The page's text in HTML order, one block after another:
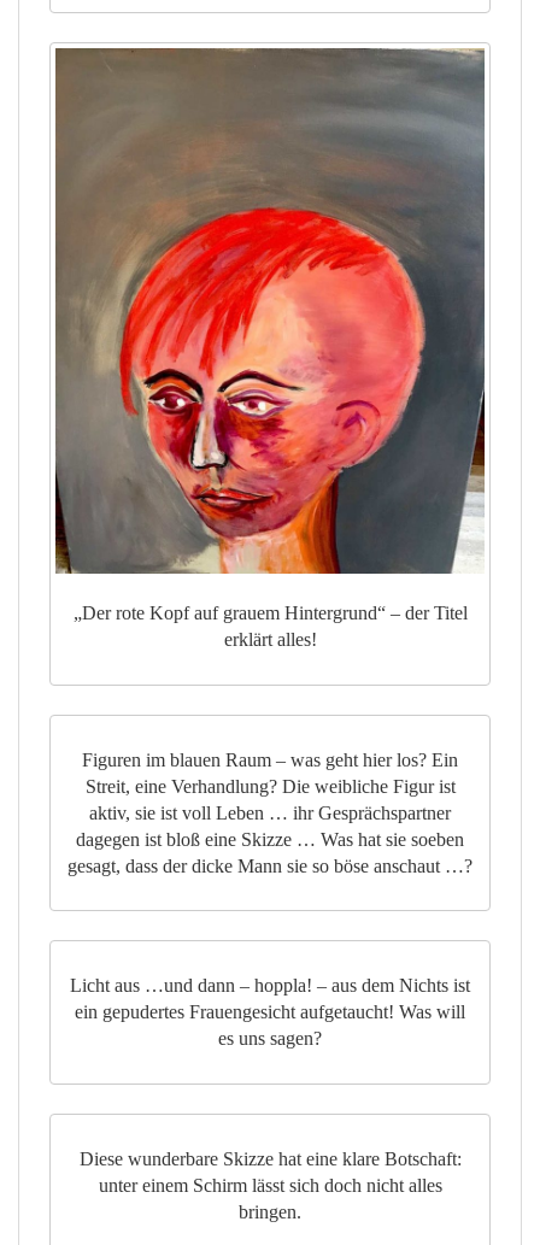
„Der rote Kopf auf grauem Hintergrund“ – der Titel
erklärt alles!
Figuren im blauen Raum – was geht hier los? Ein
Streit, eine Verhandlung? Die weibliche Figur ist
aktiv, sie ist voll Leben … ihr Gesprächspartner
dagegen ist bloß eine Skizze … Was hat sie soeben
gesagt, dass der dicke Mann sie so böse anschaut …?
Licht aus …und dann – hoppla! – aus dem Nichts ist
ein gepudertes Frauengesicht aufgetaucht! Was will
es uns sagen?
Diese wunderbare Skizze hat eine klare Botschaft:
unter einem Schirm lässt sich doch nicht alles
bringen.